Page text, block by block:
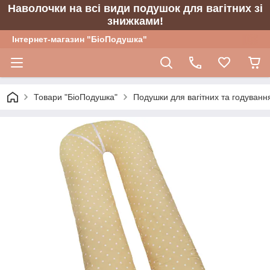
Наволочки на всі види подушок для вагітних зі
знижками!
Інтернет-магазин "БіоПодушка"
Товари "БіоПодушка" Подушки для вагітних та